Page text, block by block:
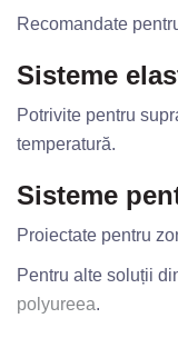
Recomandate
Sisteme
Potrivite pentru
temperatură.
Sisteme
Proiectate pentru
Pentru alte soluții
polyureea.